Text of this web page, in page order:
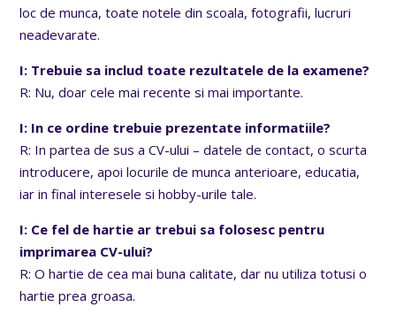
loc de munca, toate notele din scoala, fotografii, lucruri
neadevarate.
I: Trebuie sa includ toate rezultatele de la examene?
R: Nu, doar cele mai recente si mai importante.
I: In ce ordine trebuie prezentate informatiile?
R: In partea de sus a CV-ului – datele de contact, o scurta
introducere, apoi locurile de munca anterioare, educatia,
iar in final interesele si hobby-urile tale.
I: Ce fel de hartie ar trebui sa folosesc pentru
imprimarea CV-ului?
R: O hartie de cea mai buna calitate, dar nu utiliza totusi o
hartie prea groasa.